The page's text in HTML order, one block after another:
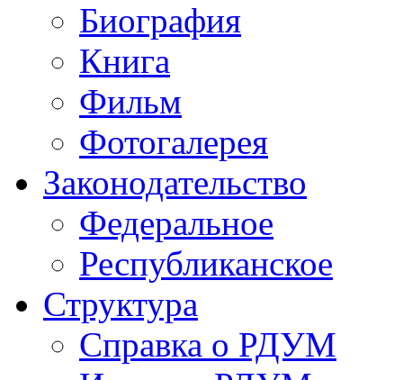
Биография
Книга
Фильм
Фотогалерея
Законодательство
Федеральное
Республиканское
Структура
Справка о РДУМ